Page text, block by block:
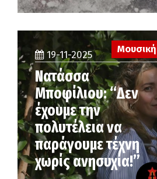
19-11-2025
Νατάσσα
Μποφίλιου: “Δεν
έχουμε την
πολυτέλεια να
παράγουμε τέχνη
χωρίς ανησυχία!”
Μουσική